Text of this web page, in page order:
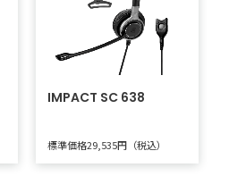
IMPACT SC 638
標準価格29,535円（税込）